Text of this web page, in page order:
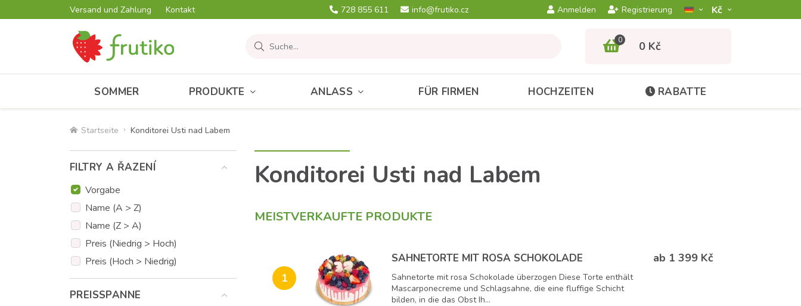
Versand und Zahlung Kontakt 728 855 611 info@frutiko.cz Anmelden Registrierung Kč­
0 0 Kč
SOMMER PRODUKTE ANLASS FÜR FIRMEN HOCHZEITEN RABATTE
Startseite Konditorei Usti nad Labem
FILTRY A ŘAZENÍ
Vorgabe
Name (A > Z)
Name (Z > A)
Preis (Niedrig > Hoch)
Preis (Hoch > Niedrig)
PREISSPANNE
Konditorei Usti nad Labem
MEISTVERKAUFTE PRODUKTE
1
SAHNETORTE MIT ROSA SCHOKOLADE
Sahnetorte mit rosa Schokolade überzogen Diese Torte enthält
Mascarponecreme und Schlagsahne, die eine fluffige Schicht
bilden, in die das Obst Ih...
ab 1 399 Kč